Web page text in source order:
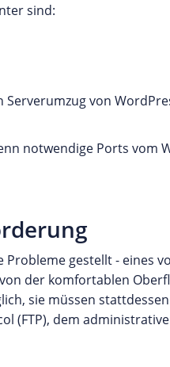
sind:
von
notwendige Ports vom
gestellt - eines
der komfortablen
sie müssen
(FTP), dem